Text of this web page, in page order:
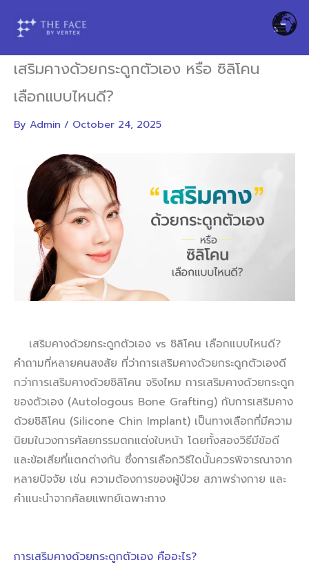
เสริมคางด้วยกระดูกตัวเอง หรือ ซิลิโคน
เลือกแบบไหนดี?
By Admin / October 24, 2025
เสริมคางด้วยกระดูกตัวเอง vs ซิลิโคน เลือกแบบไหนดี?
คำถามที่หลายคนสงสัย ที่ว่าการเสริมคางด้วยกระดูกตัวเองดี
กว่าการเสริมคางด้วยซิลิโคน จริงไหม การเสริมคางด้วยกระดูก
ของตัวเอง (Autologous Bone Grafting) กับการเสริมคาง
ด้วยซิลิโคน (Silicone Chin Implant) เป็นทางเลือกที่มีความ
นิยมในวงการศัลยกรรมตกแต่งใบหน้า โดยทั้งสองวิธีมีข้อดี
และข้อเสียที่แตกต่างกัน ซึ่งการเลือกวิธีใดนั้นควรพิจารณาจาก
หลายปัจจัย เช่น ความต้องการของผู้ป่วย สภาพร่างกาย และ
คำแนะนำจากศัลยแพทย์เฉพาะทาง
การเสริมคางด้วยกระดูกตัวเอง คืออะไร?